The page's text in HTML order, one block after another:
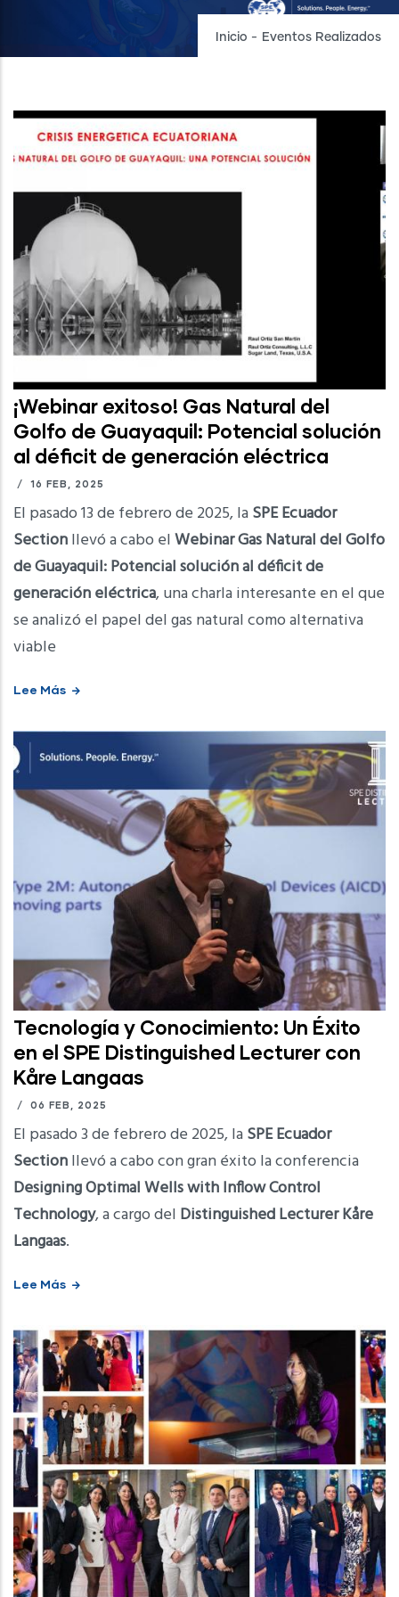
Inicio - Eventos Realizados
¡Webinar exitoso! Gas Natural del
Golfo de Guayaquil: Potencial solución
al déficit de generación eléctrica
/ 16 FEB, 2025
El pasado 13 de febrero de 2025, laSPE Ecuador
Sectionllevó a cabo elWebinar Gas Natural del Golfo
de Guayaquil: Potencial solución al déficit de
generación eléctrica, una charla interesante en el que
se analizó el papel del gas natural como alternativa
viable
Lee Más
Tecnología y Conocimiento: Un Éxito
en el SPE Distinguished Lecturer con
Kåre Langaas
/ 06 FEB, 2025
El pasado 3 de febrero de 2025, laSPE Ecuador
Sectionllevó a cabo con gran éxito la conferencia
Designing Optimal Wells with Inflow Control
Technology, a cargo del Distinguished Lecturer Kåre
Langaas.
Lee Más